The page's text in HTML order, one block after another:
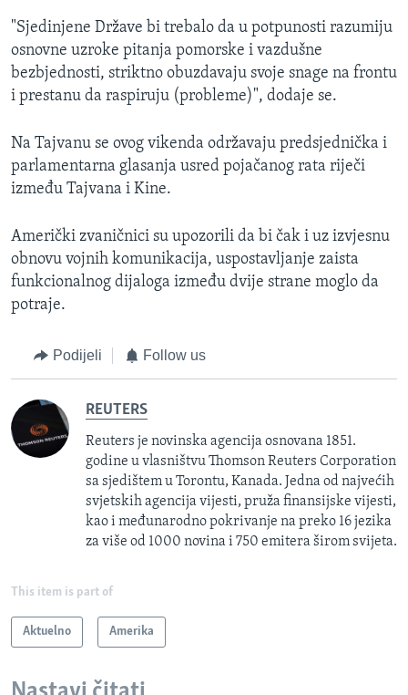
"Sjedinjene Države bi trebalo da u potpunosti razumiju
osnovne uzroke pitanja pomorske i vazdušne
bezbjednosti, striktno obuzdavaju svoje snage na frontu
i prestanu da raspiruju (probleme)", dodaje se.
Na Tajvanu se ovog vikenda održavaju predsjednička i
parlamentarna glasanja usred pojačanog rata riječi
između Tajvana i Kine.
Američki zvaničnici su upozorili da bi čak i uz izvjesnu
obnovu vojnih komunikacija, uspostavljanje zaista
funkcionalnog dijaloga između dvije strane moglo da
potraje.
Podijeli Follow us
REUTERS
Reuters je novinska agencija osnovana 1851.
godine u vlasništvu Thomson Reuters Corporation
sa sjedištem u Torontu, Kanada. Jedna od najvećih
svjetskih agencija vijesti, pruža finansijske vijesti,
kao i međunarodno pokrivanje na preko 16 jezika
za više od 1000 novina i 750 emitera širom svijeta.
This item is part of
Aktuelno Amerika